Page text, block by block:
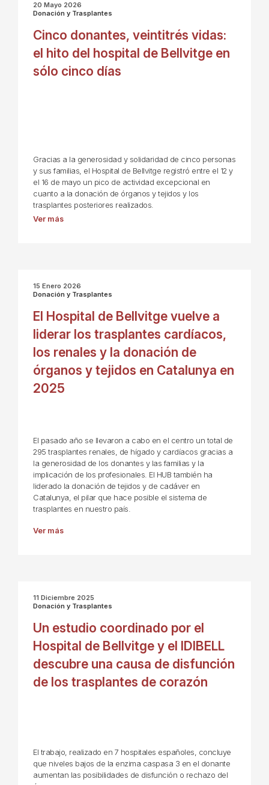
20 Mayo 2026
Donación y Trasplantes
Cinco donantes, veintitrés vidas:
el hito del hospital de Bellvitge en
sólo cinco días
Gracias a la generosidad y solidaridad de cinco personas
y sus familias, el Hospital de Bellvitge registró entre el 12 y
el 16 de mayo un pico de actividad excepcional en
cuanto a la donación de órganos y tejidos y los
trasplantes posteriores realizados.
Ver más
15 Enero 2026
Donación y Trasplantes
El Hospital de Bellvitge vuelve a
liderar los trasplantes cardíacos,
los renales y la donación de
órganos y tejidos en Catalunya en
2025
El pasado año se llevaron a cabo en el centro un total de
295 trasplantes renales, de hígado y cardíacos gracias a
la generosidad de los donantes y las familias y la
implicación de los profesionales. El HUB también ha
liderado la donación de tejidos y de cadáver en
Catalunya, el pilar que hace posible el sistema de
trasplantes en nuestro país.
Ver más
11 Diciembre 2025
Donación y Trasplantes
Un estudio coordinado por el
Hospital de Bellvitge y el IDIBELL
descubre una causa de disfunción
de los trasplantes de corazón
El trabajo, realizado en 7 hospitales españoles, concluye
que niveles bajos de la enzima caspasa 3 en el donante
aumentan las posibilidades de disfunción o rechazo del